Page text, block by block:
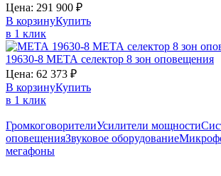
Цена: 291 900 ₽
В корзинуКупить
в 1 клик
19630-8 МЕТА селектор 8 зон оповещения
Цена: 62 373 ₽
В корзинуКупить
в 1 клик
ГромкоговорителиУсилители мощности
оповещенияЗвуковое оборудование
мегафоны